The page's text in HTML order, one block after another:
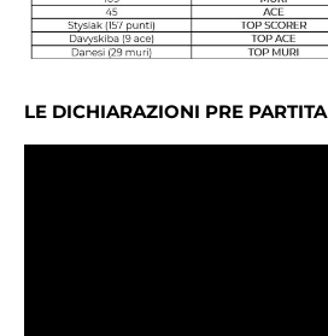
LE DICHIARAZIONI PRE PARTITA